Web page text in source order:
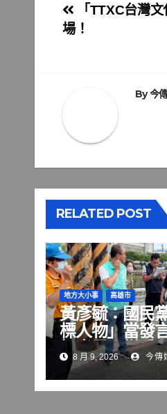
文
章
「TTXC台灣
場！
By今
RELATED POST
地方大小事 高雄市
黃彥毓：國民
標人物」當發
柯志恩一樣看
人8 月 9, 2026 今傳